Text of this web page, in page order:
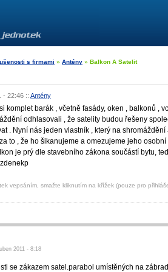
s firmami » Antény » Balkon A Satelit
- 22:46 :: Antény
komplet barák , včetně fasády, oken , balkonů ,
odhlasovali , že satelity budou řešeny
. Nyní nás jeden vlastník , který na
to , že ho šikanujeme a omezujeme jeho
je prý dle stavebního zákona součástí bytu,
vepsáním, smažte kliknutím na křížek (pouze pro
2011 - 8:18
se zákazem satel.parabol umístěných na